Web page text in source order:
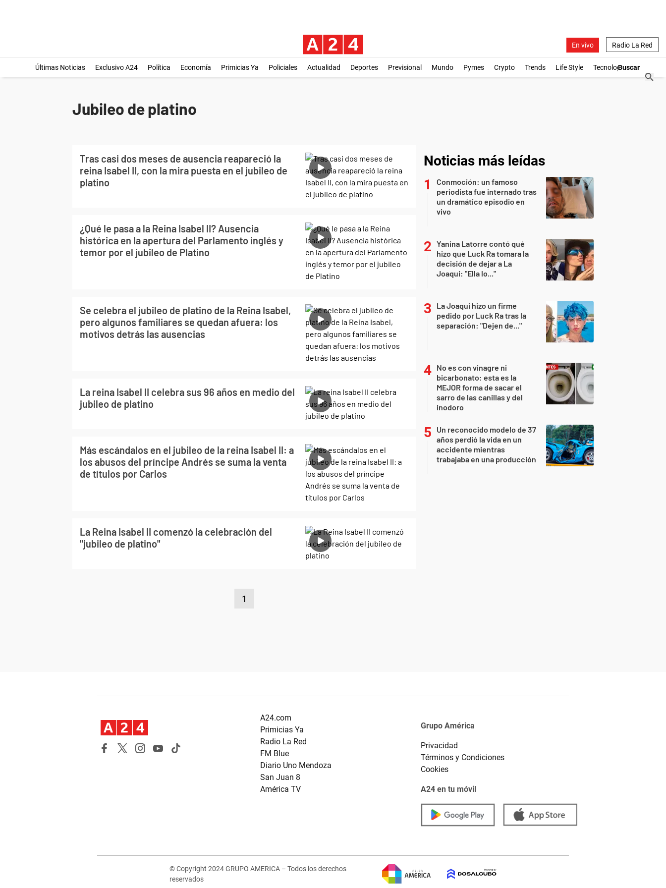
En vivo Radio La Red
Últimas Noticias Exclusivo A24 Política Economía Primicias Ya Policiales Actualidad Deportes Previsional Mundo Pymes Crypto Trends Life Style Tecnología
Jubileo de platino
Tras casi dos meses de ausencia reapareció la
reina Isabel II, con la mira puesta en el jubileo de
platino
¿Qué le pasa a la Reina Isabel II? Ausencia
histórica en la apertura del Parlamento inglés y
temor por el jubileo de Platino
Se celebra el jubileo de platino de la Reina Isabel,
pero algunos familiares se quedan afuera: los
motivos detrás las ausencias
La reina Isabel II celebra sus 96 años en medio del
jubileo de platino
Más escándalos en el jubileo de la reina Isabel II: a
los abusos del príncipe Andrés se suma la venta
de títulos por Carlos
La Reina Isabel II comenzó la celebración del
"jubileo de platino"
1
Noticias más leídas
Conmoción: un famoso
periodista fue internado tras
un dramático episodio en
vivo
Yanina Latorre contó qué
hizo que Luck Ra tomara la
decisión de dejar a La
Joaqui: "Ella lo..."
La Joaqui hizo un firme
pedido por Luck Ra tras la
separación: "Dejen de..."
No es con vinagre ni
bicarbonato: esta es la
MEJOR forma de sacar el
sarro de las canillas y del
inodoro
Un reconocido modelo de 37
años perdió la vida en un
accidente mientras
trabajaba en una producción
A24.com
Primicias Ya
Radio La Red
FM Blue
Diario Uno Mendoza
San Juan 8
América TV
Grupo América
Privacidad
Términos y Condiciones
Cookies
A24 en tu móvil
© Copyright 2024 GRUPO AMERICA – Todos los derechos
reservados